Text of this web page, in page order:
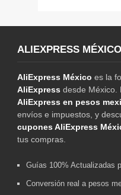
ALIEXPRESS MÉXICO
AliExpress México es la
AliExpress desde México.
AliExpress en pesos
envíos e impuestos, y
cupones AliExpress
tus compras.
Guías 100% Actualizadas
Conversión real a pesos